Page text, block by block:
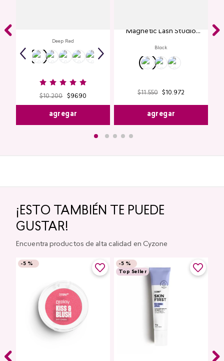
Deep Red
$10.200 $9690
agregar
Magnetic Lash Studio
Black
$11.550 $ 10.972
agregar
¡ESTO TAMBIÉN TE PUEDE
GUSTAR!
Encuentra productos de alta calidad en Cyzone
-5 % -5 %
Top Seller